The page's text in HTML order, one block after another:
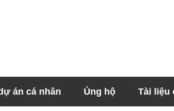
án cá nhân Ủng hộ Tài liệu